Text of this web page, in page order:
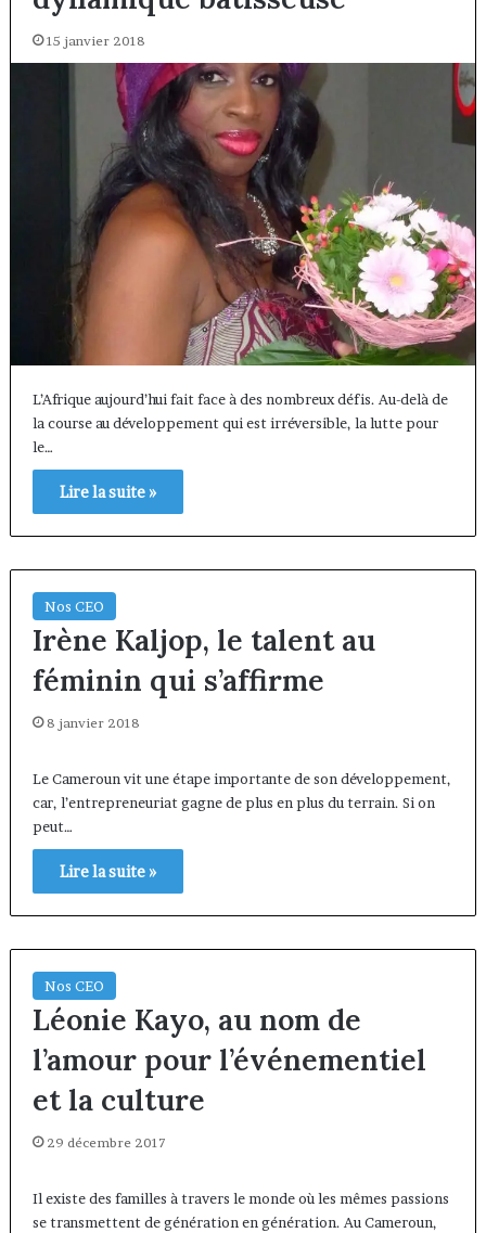
15 janvier 2018
L’Afrique aujourd’hui fait face à des nombreux défis. Au-delà de
la course au développement qui est irréversible, la lutte pour
le…
Lire la suite »
Nos CEO
Irène Kaljop, le talent au
féminin qui s’affirme
8 janvier 2018
Le Cameroun vit une étape importante de son développement,
car, l’entrepreneuriat gagne de plus en plus du terrain. Si on
peut…
Lire la suite »
Nos CEO
Léonie Kayo, au nom de
l’amour pour l’événementiel
et la culture
29 décembre 2017
Il existe des familles à travers le monde où les mêmes passions
se transmettent de génération en génération. Au Cameroun,